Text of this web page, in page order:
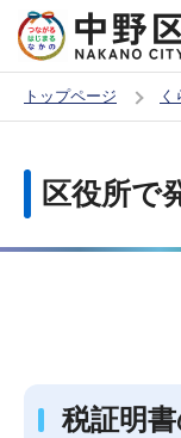
の
ー
頭
トップページ く
区役所で
税証明